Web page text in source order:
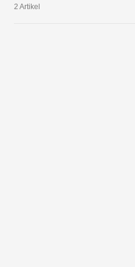
2 Artikel